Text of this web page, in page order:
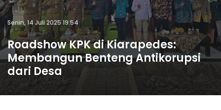
Senin, 14 Juli 2025 19:54
Roadshow KPK di Kiarapedes:
Membangun Benteng Antikorupsi
dari Desa